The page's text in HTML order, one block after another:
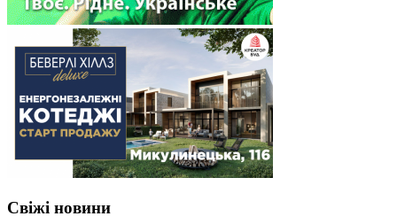
Свіжі новини